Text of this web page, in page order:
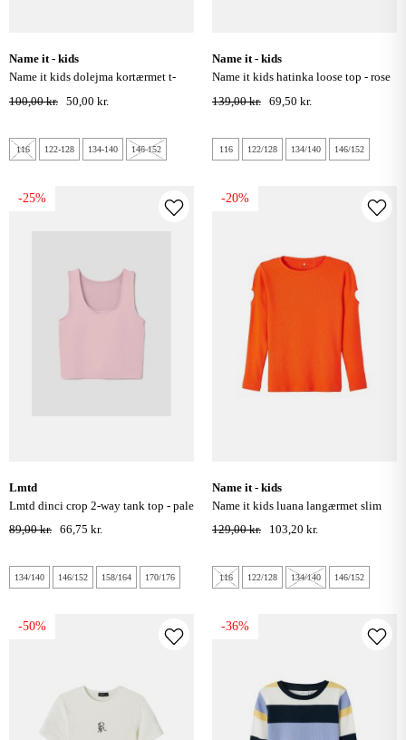
name it - kids
name it kids dolejma kortærmet t-
shirt - green ash
100,00 kr. 50,00 kr.
116 122-128 134-140 146-152
name it - kids
name it kids hatinka loose top - rose
tan
139,00 kr. 69,50 kr.
116 122/128 134/140 146/152
-25%
lmtd
lmtd dinci crop 2-way tank top - pale
lilac
89,00 kr. 66,75 kr.
134/140 146/152 158/164 170/176
-20%
name it - kids
name it kids luana langærmet slim
top - scarlet ibis
129,00 kr. 103,20 kr.
116 122/128 134/140 146/152
-50% -36%